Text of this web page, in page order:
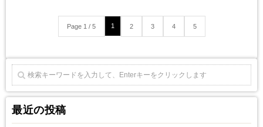
Page 1 / 5 1 2 3 4 5
最近の投稿